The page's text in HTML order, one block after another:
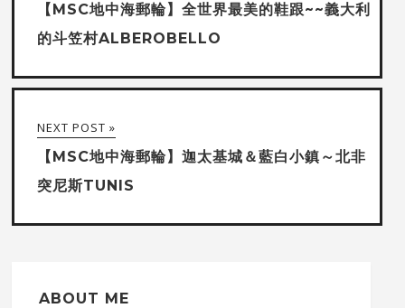
【MSC地中海郵輪】全世界最美的鞋跟~~義大利
的斗笠村ALBEROBELLO
NEXT POST »
【MSC地中海郵輪】迦太基城＆藍白小鎮～北非
突尼斯TUNIS
ABOUT ME